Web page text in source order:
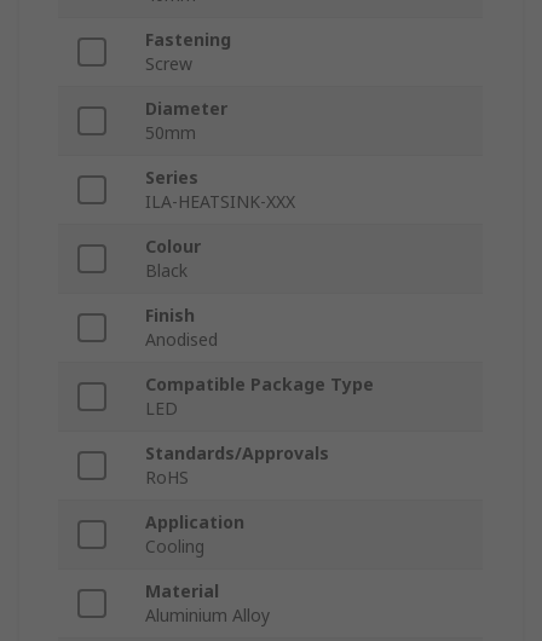
Fastening
Screw
Diameter
50mm
Series
ILA-HEATSINK-XXX
Colour
Black
Finish
Anodised
Compatible Package Type
LED
Standards/Approvals
RoHS
Application
Cooling
Material
Aluminium Alloy